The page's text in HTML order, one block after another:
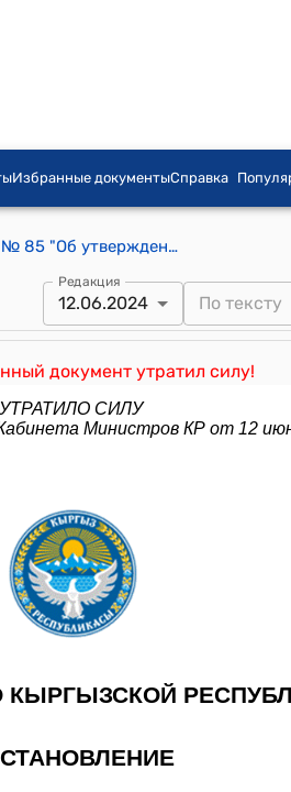
Избранные документыСправка
Постановление Правительства КР от 10 февраля 2012 года № 85 "Об утверждении Единого реестра (перечня) государственных услуг, оказываемых органами исполнительной власти, их структурными подразделениями и подведомственными учреждениями"
Редакция
12.06.2024
документ утратил силу!